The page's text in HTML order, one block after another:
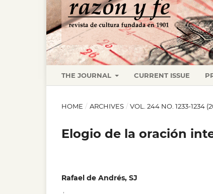
THE JOURNAL CURRENT ISSUE
HOME / ARCHIVES / VOL. 244 NO. 1233-1234
Elogio de la oración
Rafael de Andrés, SJ